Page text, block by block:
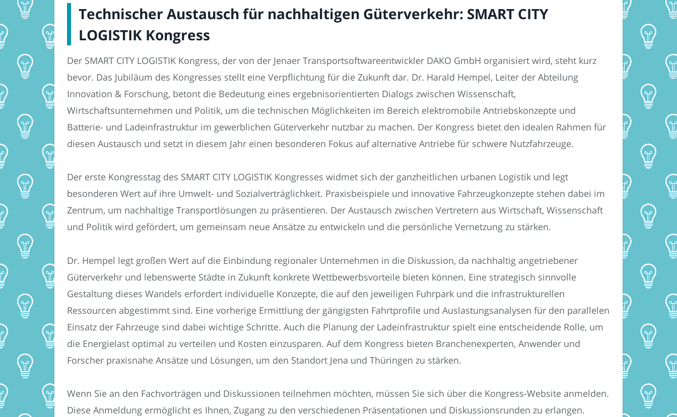
Technischer Austausch für nachhaltigen Güterverkehr: SMART CITY
LOGISTIK Kongress
Der SMART CITY LOGISTIK Kongress, der von der Jenaer Transportsoftwareentwickler DAKO GmbH organisiert wird, steht kurz
bevor. Das Jubiläum des Kongresses stellt eine Verpflichtung für die Zukunft dar. Dr. Harald Hempel, Leiter der Abteilung
Innovation & Forschung, betont die Bedeutung eines ergebnisorientierten Dialogs zwischen Wissenschaft,
Wirtschaftsunternehmen und Politik, um die technischen Möglichkeiten im Bereich elektromobile Antriebskonzepte und
Batterie- und Ladeinfrastruktur im gewerblichen Güterverkehr nutzbar zu machen. Der Kongress bietet den idealen Rahmen für
diesen Austausch und setzt in diesem Jahr einen besonderen Fokus auf alternative Antriebe für schwere Nutzfahrzeuge.
Der erste Kongresstag des SMART CITY LOGISTIK Kongresses widmet sich der ganzheitlichen urbanen Logistik und legt
besonderen Wert auf ihre Umwelt- und Sozialverträglichkeit. Praxisbeispiele und innovative Fahrzeugkonzepte stehen dabei im
Zentrum, um nachhaltige Transportlösungen zu präsentieren. Der Austausch zwischen Vertretern aus Wirtschaft, Wissenschaft
und Politik wird gefördert, um gemeinsam neue Ansätze zu entwickeln und die persönliche Vernetzung zu stärken.
Dr. Hempel legt großen Wert auf die Einbindung regionaler Unternehmen in die Diskussion, da nachhaltig angetriebener
Güterverkehr und lebenswerte Städte in Zukunft konkrete Wettbewerbsvorteile bieten können. Eine strategisch sinnvolle
Gestaltung dieses Wandels erfordert individuelle Konzepte, die auf den jeweiligen Fuhrpark und die infrastrukturellen
Ressourcen abgestimmt sind. Eine vorherige Ermittlung der gängigsten Fahrtprofile und Auslastungsanalysen für den parallelen
Einsatz der Fahrzeuge sind dabei wichtige Schritte. Auch die Planung der Ladeinfrastruktur spielt eine entscheidende Rolle, um
die Energielast optimal zu verteilen und Kosten einzusparen. Auf dem Kongress bieten Branchenexperten, Anwender und
Forscher praxisnahe Ansätze und Lösungen, um den Standort Jena und Thüringen zu stärken.
Wenn Sie an den Fachvorträgen und Diskussionen teilnehmen möchten, müssen Sie sich über die Kongress-Website anmelden.
Diese Anmeldung ermöglicht es Ihnen, Zugang zu den verschiedenen Präsentationen und Diskussionsrunden zu erlangen.